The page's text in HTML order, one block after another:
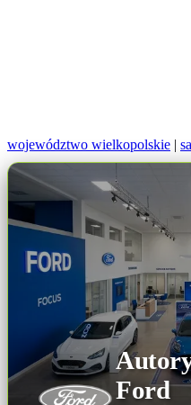
województwo wielkopolskie |
Ford